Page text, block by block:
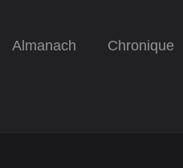
Almanach Chronique